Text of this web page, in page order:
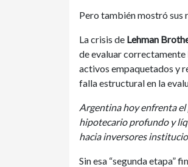
Pero también mostró sus
La crisis de Lehman
de evaluar
activos empaquetados y
falla estructural en la
Argentina hoy enfrenta
hipotecario profundo y
hacia inversores
Sin esa “segunda etapa”